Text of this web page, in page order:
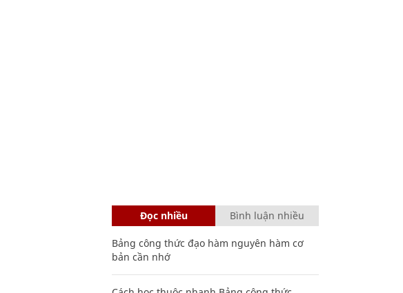
Đọc nhiều Bình luận nhiều
Bảng công thức đạo hàm nguyên hàm cơ
bản cần nhớ